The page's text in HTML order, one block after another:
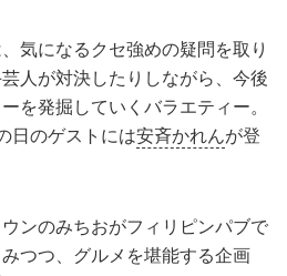
気になるクセ強めの疑問を取り
人が対決したりしながら、今後
を発掘していくバラエティー。
日のゲストには安斉かれんが登
ンのみちおがフィリピンパブで
つつ、グルメを堪能する企画